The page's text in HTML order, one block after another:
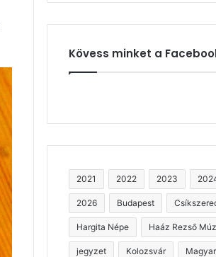
Kövess minket a
2021 2022 2023
2026 Budapest
Hargita Népe Haáz Rezső
jegyzet Kolozsvár